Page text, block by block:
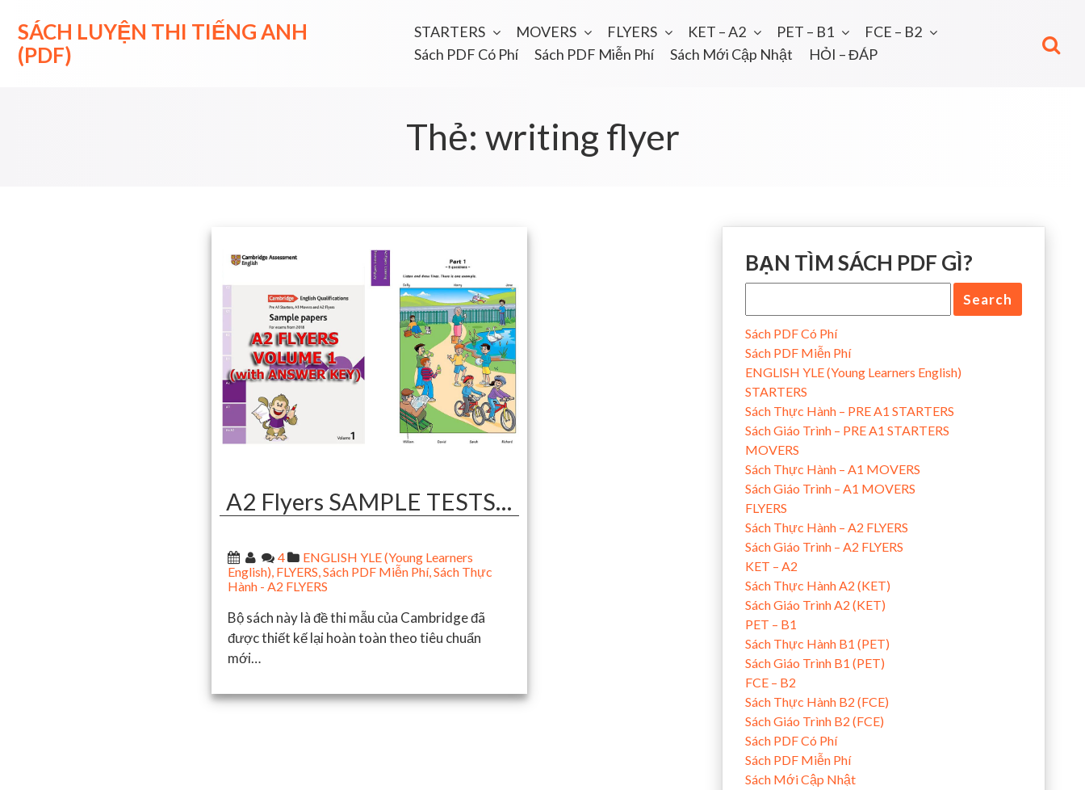
content
SÁCH LUYỆN THI TIẾNG ANH
(PDF)
STARTERS MOVERS FLYERS KET – A2 PET – B1
FCE – B2
Sách PDF Có Phí
Sách PDF Miễn Phí Sách Mới Cập Nhật HỎI – ĐÁP
Thẻ: writing flyer
A2 Flyers SAMPLE TESTS…
4
ENGLISH YLE (Young Learners
English), FLYERS,Sách PDF Miễn Phí,Sách Thực
Hành - A2 FLYERS
Bộ sách này là đề thi mẫu của Cambridge đã
được thiết kế lại hoàn toàn theo tiêu chuẩn
mới…
BẠN TÌM SÁCH PDF GÌ?
Sách PDF Có Phí
Sách PDF Miễn Phí
ENGLISH YLE (Young Learners English)
STARTERS
Sách Thực Hành – PRE A1 STARTERS
Sách Giáo Trình – PRE A1 STARTERS
MOVERS
Sách Thực Hành – A1 MOVERS
Sách Giáo Trình – A1 MOVERS
FLYERS
Sách Thực Hành – A2 FLYERS
Sách Giáo Trình – A2 FLYERS
KET – A2
Sách Thực Hành A2 (KET)
Sách Giáo Trình A2 (KET)
PET – B1
Sách Thực Hành B1 (PET)
Sách Giáo Trình B1 (PET)
FCE – B2
Sách Thực Hành B2 (FCE)
Sách Giáo Trình B2 (FCE)
Sách PDF Có Phí
Sách PDF Miễn Phí
Sách Mới Cập Nhật